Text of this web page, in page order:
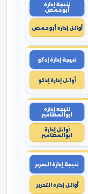
نتيجة إدارة
أبوحمص
أوائل إدارة أبوحمص
نتيجة إدارة إدكو
أوائل إدارة إدكو
نتيجة إدارة
ابوالمطامير
أوائل إدارة
ابوالمطامير
نتيجة إدارة التحرير
أوائل إدارة التحرير